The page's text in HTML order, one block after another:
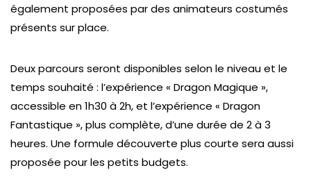
également proposées par des animateurs costumés
présents sur place.
Deux parcours seront disponibles selon le niveau et le
temps souhaité : l’expérience « Dragon Magique »,
accessible en 1h30 à 2h, et l’expérience « Dragon
Fantastique », plus complète, d’une durée de 2 à 3
heures. Une formule découverte plus courte sera aussi
proposée pour les petits budgets.